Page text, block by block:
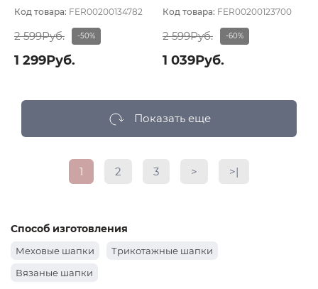
Код товара: FER00200134782
2 599Руб. -50%
1 299Руб.
Код товара: FER00200123700
2 599Руб. -60%
1 039Руб.
Показать еще
1 2 3 > >|
Способ изготовления
Меховые шапки
Трикотажные шапки
Вязаные шапки